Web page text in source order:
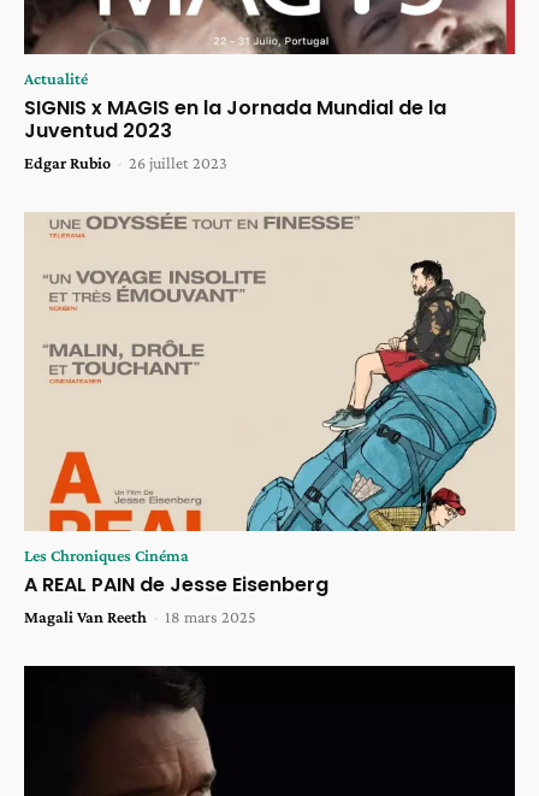
Actualité
SIGNIS x MAGIS en la Jornada Mundial de la
Juventud 2023
Edgar Rubio - 26 juillet 2023
Les Chroniques Cinéma
A REAL PAIN de Jesse Eisenberg
Magali Van Reeth - 18 mars 2025